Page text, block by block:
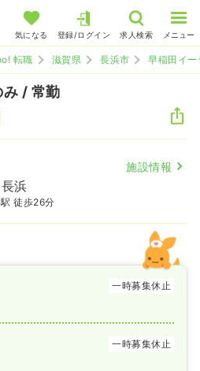
気になる 登録/ログイン 求人検索 メニュー
転職 滋賀県 長浜市 早稲田イ
み / 常勤
施設情報
浜
徒歩26分
一時募集休止
一時募集休止